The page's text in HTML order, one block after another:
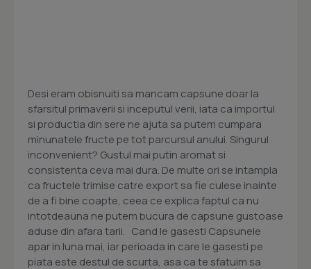
Desi eram obisnuiti sa mancam capsune doar la
sfarsitul primaverii si inceputul verii, iata ca importul
si productia din sere ne ajuta sa putem cumpara
minunatele fructe pe tot parcursul anului. Singurul
inconvenient? Gustul mai putin aromat si
consistenta ceva mai dura. De multe ori se intampla
ca fructele trimise catre export sa fie culese inainte
de a fi bine coapte, ceea ce explica faptul ca nu
intotdeauna ne putem bucura de capsune gustoase
aduse din afara tarii. Cand le gasesti Capsunele
apar in luna mai, iar perioada in care le gasesti pe
piata este destul de scurta, asa ca te sfatuim sa